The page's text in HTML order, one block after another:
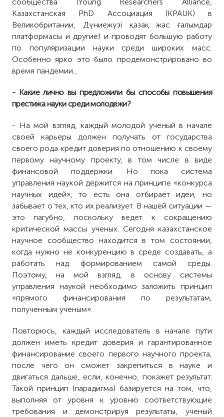
Казахстанская PhD Ассоциация (KPAUK) в
Великобритании, Дүниежүзі қазақ жас ғалымдар
платформасы и другие) и проводят большую работу
по популяризации науки среди широких масс.
Особенно ярко это было продемонстрировано во
время пандемии...
- Какие лично вы предложили бы способы повышения
престижа науки среди молодежи?
- На мой взгляд, каждый молодой ученый в начале
своей карьеры должен получать от государства
своего рода кредит доверия по отношению к своему
первому научному проекту, в том числе в виде
финансовой поддержки. Но пока система
управления наукой держится на принципе «конкурса
научных идей», то есть она отбирает идеи, но
забывает о тех, кто их реализует. В нашей ситуации —
это пагубно, поскольку ведет к сокращению
критической массы ученых. Сегодня казахстанское
научное сообщество находится в том состоянии,
когда нужно не конкуренцию в среде создавать, а
работать над формированием самой среды.
Поэтому, на мой взгляд, в основу системы
управления наукой необходимо заложить принцип
«прямого финансирования по результатам,
полученным ученым».
Повторюсь, каждый исследователь в начале пути
должен иметь кредит доверия и гарантированное
финансирование своего первого научного проекта,
после чего он сможет закрепиться в науке и
двигаться дальше, если, конечно, покажет результат.
Такой принцип (парадигма) базируется на том, что,
выполняя от уровня к уровню соответствующие
требования и демонстрируя результаты, ученый